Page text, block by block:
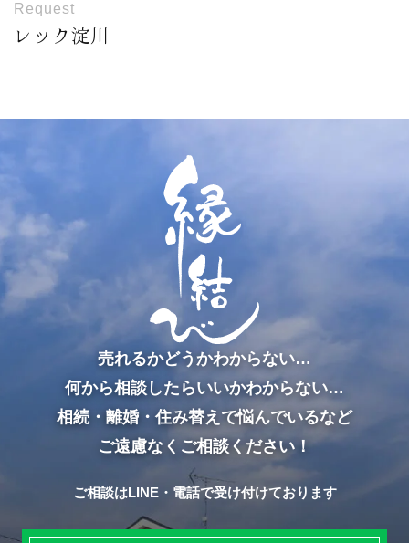
Request
レック淀川
売れるかどうかわからない…
何から相談したらいいかわからない…
相続・離婚・住み替えで悩んでいるなど
ご遠慮なくご相談ください！
ご相談はLINE・電話で受け付けております